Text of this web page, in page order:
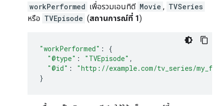
workPerformed เพื่อรวมเอนทิตี Movie , TVSeries
หรือ TVEpisode (สถานการณ์ที่ 1)
"workPerformed" :
{
"@type" : "TVEpisode" ,
"@id" :
"http://example.com/tv_series/
}